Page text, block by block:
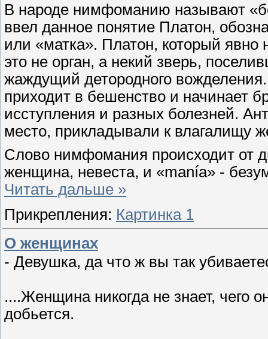
В народе нимфоманию называют
ввел данное понятие Платон,
или «матка». Платон, который
это не орган, а некий зверь,
жаждущий детородного
приходит в бешенство и начинает
исступления и разных болезней.
место, прикладывали к влагалищу
Слово нимфомания происходит от
женщина, невеста, и «manía» -
Читать дальше »
Прикрепления: Картинка 1
О женщинах
- Девушка, да что ж вы так
....Женщина никогда не знает, чего
добьется.